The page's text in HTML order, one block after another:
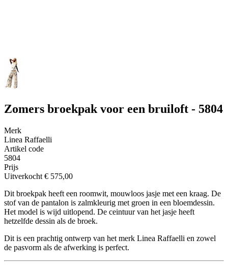
Zomers broekpak voor een bruiloft - 5804
Merk
Linea Raffaelli
Artikel code
5804
Prijs
Uitverkocht € 575,00
Dit broekpak heeft een roomwit, mouwloos jasje met een kraag. De
stof van de pantalon is zalmkleurig met groen in een bloemdessin.
Het model is wijd uitlopend. De ceintuur van het jasje heeft
hetzelfde dessin als de broek.
Dit is een prachtig ontwerp van het merk Linea Raffaelli en zowel
de pasvorm als de afwerking is perfect.